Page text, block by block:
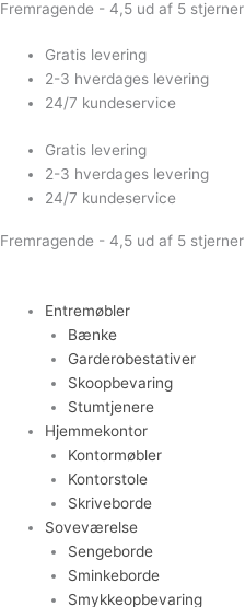
Gå
indholdet
Fremragende - 4,5 ud af 5 stjerner
Gratis levering
2-3 hverdages levering
24/7 kundeservice
Gratis levering
2-3 hverdages levering
24/7 kundeservice
Fremragende - 4,5 ud af 5 stjerner
Entremøbler
Bænke
Garderobestativer
Skoopbevaring
Stumtjenere
Hjemmekontor
Kontormøbler
Kontorstole
Skriveborde
Soveværelse
Sengeborde
Sminkeborde
Smykkeopbevaring